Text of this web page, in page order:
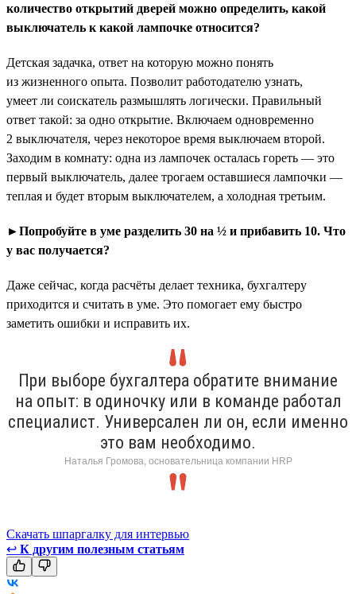
количество открытий дверей можно определить, какой
выключатель к какой лампочке относится?
Детская задачка, ответ на которую можно понять
из жизненного опыта. Позволит работодателю узнать,
умеет ли соискатель размышлять логически. Правильный
ответ такой: за одно открытие. Включаем одновременно
2 выключателя, через некоторое время выключаем второй.
Заходим в комнату: одна из лампочек осталась гореть — это
первый выключатель, далее трогаем оставшиеся лампочки —
теплая и будет вторым выключателем, а холодная третьим.
►Попробуйте в уме разделить 30 на ½ и прибавить 10. Что
у вас получается?
Даже сейчас, когда расчёты делает техника, бухгалтеру
приходится и считать в уме. Это помогает ему быстро
заметить ошибки и исправить их.
При выборе бухгалтера обратите внимание
на опыт: в одиночку или в команде работал
специалист. Универсален ли он, если именно
это вам необходимо.
Наталья Громова, основательница компании HRP
Скачать шпаргалку для интервью
↩ К другим полезным статьям